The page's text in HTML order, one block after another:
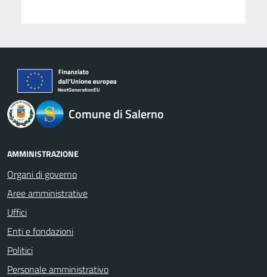
logo Unione Europea
Comune di Salerno
AMMINISTRAZIONE
Organi di governo
Aree amministrative
Uffici
Enti e fondazioni
Politici
Personale amministrativo